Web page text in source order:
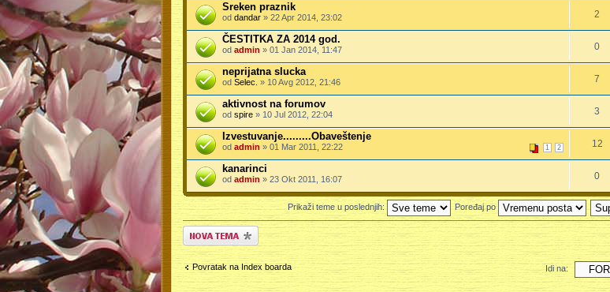
Sreken praznik
od dandar» 22 Apr 2014, 23:02 2
ČESTITKA ZA 2014 god.
od admin » 01 Jan 2014, 11:47 0
neprijatna slucka
od Selec. » 10 Avg 2012, 21:46 7
aktivnost na forumov
od spire» 10 Jul 2012, 22:04 3
Izvestuvanje.........Obaveštenje
1 2
od admin » 01 Mar 2011, 22:22 12
kanarinci
od admin » 23 Okt 2011, 16:07 0
Prikaži teme u poslednjih: Poređaj po
Počni novu temu
Povratak na Index boarda Idi na: